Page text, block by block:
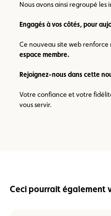
Nous avons ainsi regroupé
Engagés à vos côtés, pour
Ce nouveau site web
espace membre.
Rejoignez-nous dans cette
Votre confiance et votre
vous servir.
Ceci pourrait également